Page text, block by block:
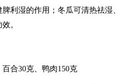
利湿的作用；冬瓜可清热祛湿、
。
合30克、鸭肉150克